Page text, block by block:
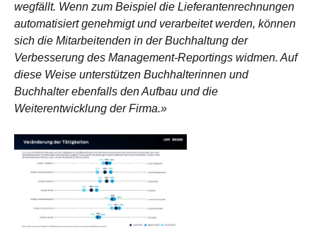
wegfällt. Wenn zum Beispiel die Lieferantenrechnungen
automatisiert genehmigt und verarbeitet werden, können
sich die Mitarbeitenden in der Buchhaltung der
Verbesserung des Management-Reportings widmen. Auf
diese Weise unterstützen Buchhalterinnen und
Buchhalter ebenfalls den Aufbau und die
Weiterentwicklung der Firma.»